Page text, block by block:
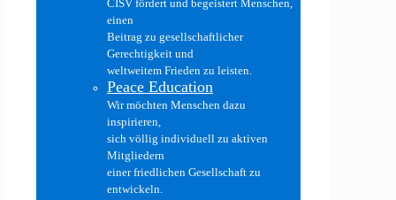
CISV fördert und begeistert Menschen,
einen
Beitrag zu gesellschaftlicher
Gerechtigkeit und
weltweitem Frieden zu leisten.
Peace Education
Wir möchten Menschen dazu
inspirieren,
sich völlig individuell zu aktiven
Mitgliedern
einer friedlichen Gesellschaft zu
entwickeln.